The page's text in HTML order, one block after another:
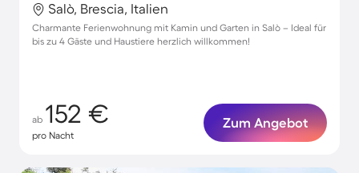
Salò, Brescia, Italien
Charmante Ferienwohnung mit Kamin und Garten in Salò – Ideal für
bis zu 4 Gäste und Haustiere herzlich willkommen!
ab 152 €
pro Nacht
Zum Angebot